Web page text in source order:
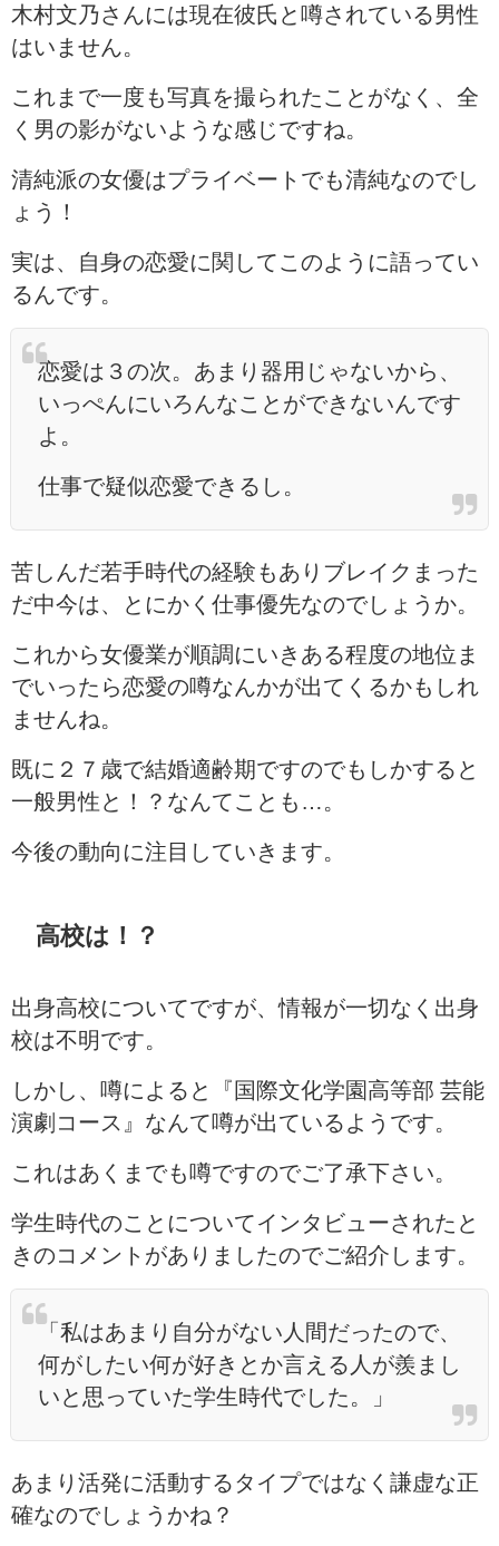
木村文乃さんには現在彼氏と噂されている男性
はいません。
これまで一度も写真を撮られたことがなく、全
く男の影がないような感じですね。
清純派の女優はプライベートでも清純なのでし
ょう！
実は、自身の恋愛に関してこのように語ってい
るんです。
恋愛は３の次。あまり器用じゃないから、
いっぺんにいろんなことができないんです
よ。
仕事で疑似恋愛できるし。
苦しんだ若手時代の経験もありブレイクまった
だ中今は、とにかく仕事優先なのでしょうか。
これから女優業が順調にいきある程度の地位ま
でいったら恋愛の噂なんかが出てくるかもしれ
ませんね。
既に２７歳で結婚適齢期ですのでもしかすると
一般男性と！？なんてことも…。
今後の動向に注目していきます。
高校は！？
出身高校についてですが、情報が一切なく出身
校は不明です。
しかし、噂によると『国際文化学園高等部 芸能
演劇コース』なんて噂が出ているようです。
これはあくまでも噂ですのでご了承下さい。
学生時代のことについてインタビューされたと
きのコメントがありましたのでご紹介します。
「私はあまり自分がない人間だったので、
何がしたい何が好きとか言える人が羨まし
いと思っていた学生時代でした。」
あまり活発に活動するタイプではなく謙虚な正
確なのでしょうかね？